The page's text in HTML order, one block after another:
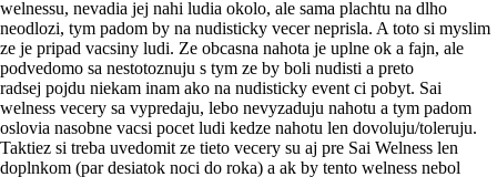
welnessu, nevadia jej nahi ludia okolo, ale sama plachtu na dlho
neodlozi, tym padom by na nudisticky vecer neprisla. A toto si myslim
ze je pripad vacsiny ludi. Ze obcasna nahota je uplne ok a fajn, ale
podvedomo sa nestotoznuju s tym ze by boli nudisti a preto
radsej pojdu niekam inam ako na nudisticky event ci pobyt. Sai
welness vecery sa vypredaju, lebo nevyzaduju nahotu a tym padom
oslovia nasobne vacsi pocet ludi kedze nahotu len dovoluju/toleruju.
Taktiez si treba uvedomit ze tieto vecery su aj pre Sai Welness len
doplnkom (par desiatok noci do roka) a ak by tento welness nebol